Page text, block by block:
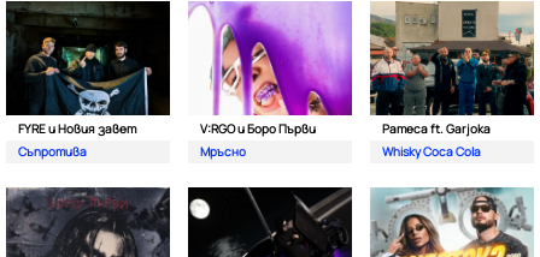
FYRE и Новия завет
Съпротива
V:RGO и Боро Първи
Мръсно
Pameca ft. Garjoka
Whisky Coca Cola